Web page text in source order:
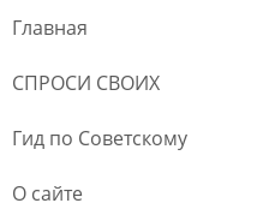
Главная
СПРОСИ СВОИХ
Гид по Советскому
О сайте